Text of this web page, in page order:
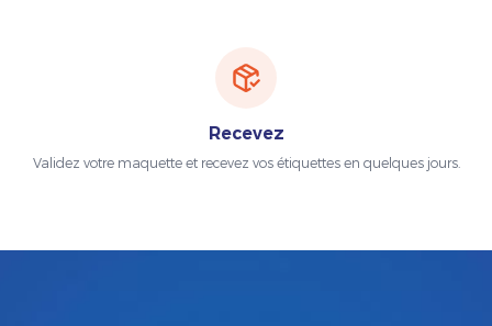
Recevez
Validez votre maquette et recevez vos étiquettes en quelques jours.